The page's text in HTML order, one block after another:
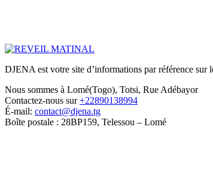
DJENA est votre site d’informations par référence
Nous sommes à Lomé(Togo), Totsi, Rue Adébayor
Contactez-nous sur+22890138994
É-mail: contact@djena.tg
Boîte postale : 28BP159, Telessou – Lomé